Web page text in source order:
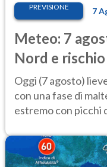
PREVISIONE 7
Meteo: 7
Nord e
caldo estremo
Oggi (7 agosto)
con una fase di
estremo con picchi